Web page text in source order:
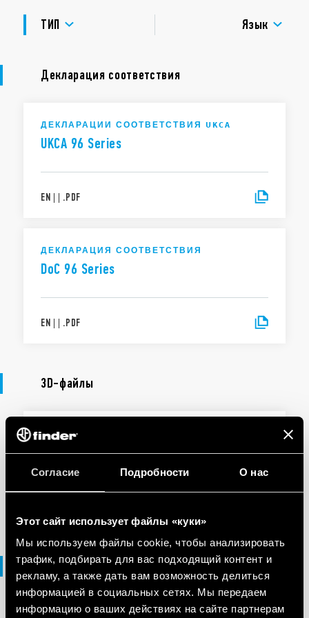
Согласие Подробности О нас
Этот сайт использует файлы «куки»
Мы используем файлы cookie, чтобы анализировать
трафик, подбирать для вас подходящий контент и
рекламу, а также дать вам возможность делиться
информацией в социальных сетях. Мы передаем
информацию о ваших действиях на сайте партнерам
Диэлектрическая прочность 2 кВ AC
Категория защиты IP 20
УТВЕРЖДЕНИЯ
ТИП
Язык
Декларация соответствия
ДЕКЛАРАЦИИ СООТВЕТСТВИЯ UKCA
UKCA 96 Series
EN | | .PDF
ДЕКЛАРАЦИЯ СООТВЕТСТВИЯ
DoC 96 Series
EN | | .PDF
3D-файлы
3D-ФАЙЛЫ
96 Series
файлы DXF
ФАЙЛЫ DXF